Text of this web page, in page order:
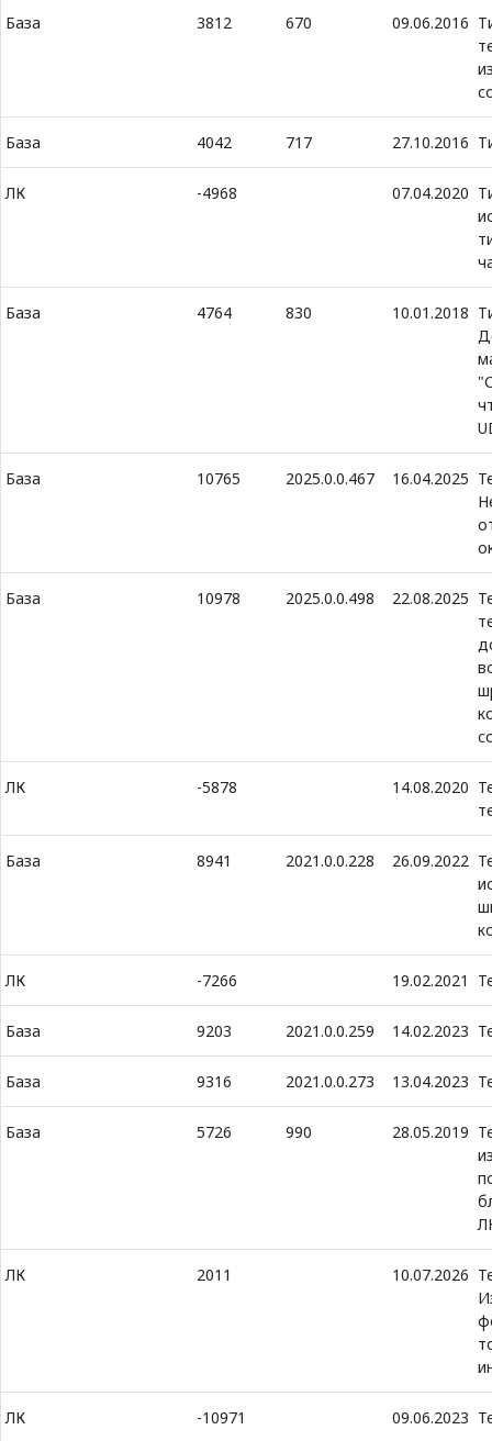
База 3812 670 09.06.2016
База 4042 717 27.10.2016
ЛК -4968 07.04.2020
База 4764 830 10.01.2018
База 10765 2025.0.0.467 16.04.2025
База 10978 2025.0.0.498 22.08.2025
ЛК -5878 14.08.2020
База 8941 2021.0.0.228 26.09.2022
ЛК -7266 19.02.2021
База 9203 2021.0.0.259 14.02.2023
База 9316 2021.0.0.273 13.04.2023
База 5726 990 28.05.2019
ЛК 2011 10.07.2026
ЛК -10971 09.06.2023